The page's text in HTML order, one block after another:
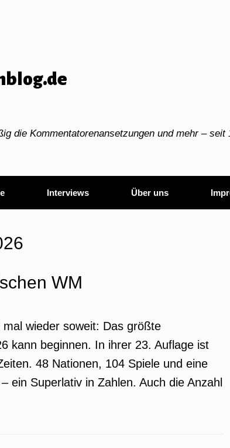
die Kommentatorenansetzungen und mehr – seit
Interviews Über uns
WM
wieder soweit: Das größte
kann beginnen. In ihrer 23. Auflage ist
48 Nationen, 104 Spiele und eine
ein Superlativ in Zahlen. Auch die Anzahl